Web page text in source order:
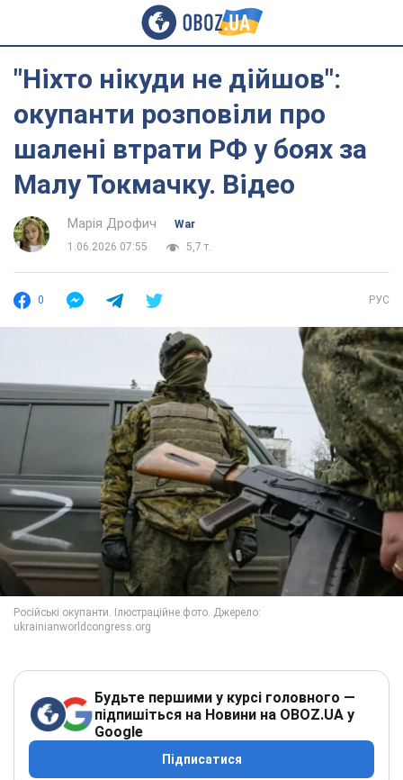
"Ніхто нікуди не дійшов":
окупанти розповіли про
шалені втрати РФ у боях за
Малу Токмачку. Відео
Марія Дрофич
War
1.06.2026 07:55
5,7 т.
0 РУС
Будьте першими у курсі головного —
підпишіться на Новини на OBOZ.UA у
Google
Підписатися